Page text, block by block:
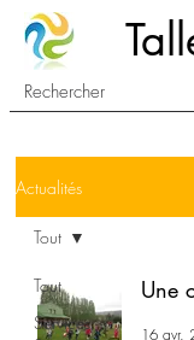
Actualités
Tout
Services
Tout
Une
16 avr.